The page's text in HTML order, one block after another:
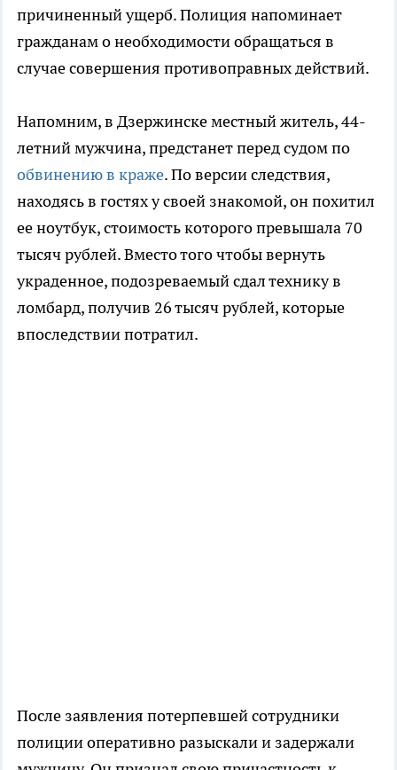
причиненный ущерб. Полиция напоминает
гражданам о необходимости обращаться в
случае совершения противоправных действий.
Напомним, в Дзержинске местный житель, 44-
летний мужчина, предстанет перед судом по
обвинению в краже. По версии следствия,
находясь в гостях у своей знакомой, он похитил
ее ноутбук, стоимость которого превышала 70
тысяч рублей. Вместо того чтобы вернуть
украденное, подозреваемый сдал технику в
ломбард, получив 26 тысяч рублей, которые
впоследствии потратил.
После заявления потерпевшей сотрудники
полиции оперативно разыскали и задержали